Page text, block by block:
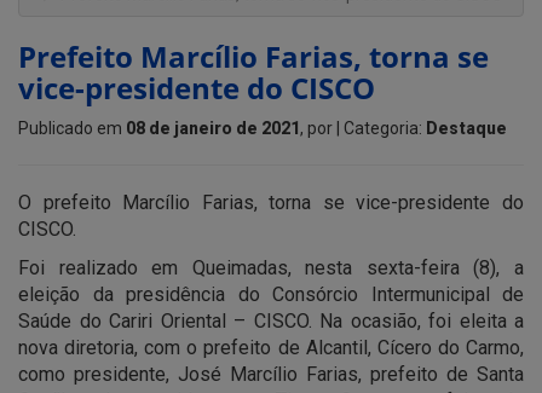
Prefeito Marcílio Farias, torna se
vice-presidente do CISCO
Publicado em 08 de janeiro de 2021, por | Categoria: Destaque
O prefeito Marcílio Farias, torna se vice-presidente do
CISCO.
Foi realizado em Queimadas, nesta sexta-feira (8), a
eleição da presidência do Consórcio Intermunicipal de
Saúde do Cariri Oriental – CISCO. Na ocasião, foi eleita a
nova diretoria, com o prefeito de Alcantil, Cícero do Carmo,
como presidente, José Marcílio Farias, prefeito de Santa